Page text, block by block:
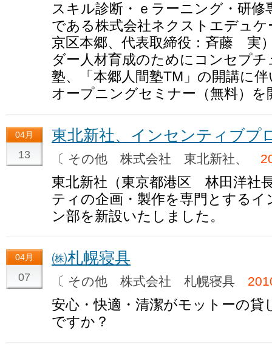
スキル診断・ｅラーニング・研
である株式会社ネクストエデュ
京区本郷、代表取締役：斉藤 実
ダー人材育成のためにコンセプ
塾、「本郷人間塾TM」の開講に
オープニングセミナー（無料）
04月
13
東北新社、インセンティブプ
〔 その他 株式会社 東北新社、
東北新社（東京都港区 林田洋社
ティの企画・製作を専門とする
ン部を新設いたしました。
04月
07
㈱札幌寝具
〔 その他 株式会社 札幌寝具
安心・快適・清潔がモットーの貸
ですか？